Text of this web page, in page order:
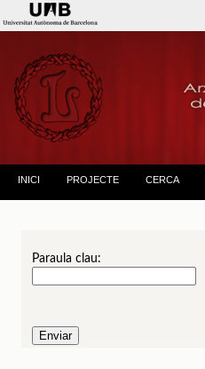
INICI PROJECTE CERCA
Paraula clau: